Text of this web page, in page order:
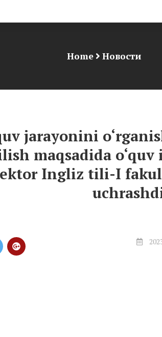
Home Новости
jarayonini
maqsadida o‘quv
Ingliz tili-I